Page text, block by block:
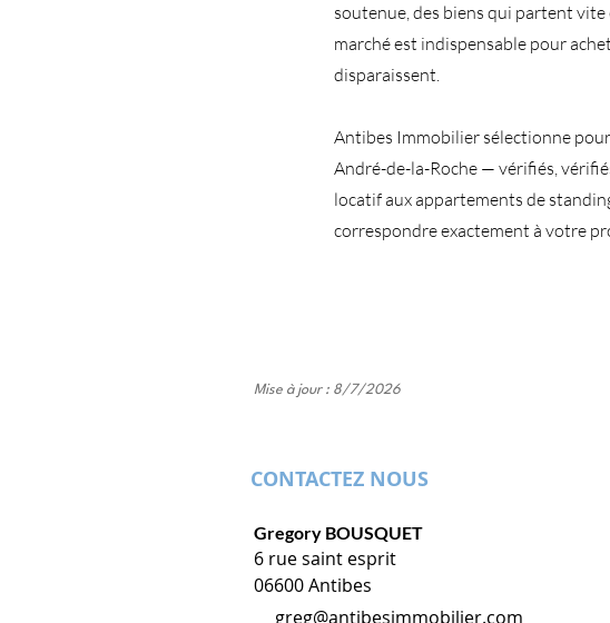
soutenue, des biens qui partent
marché est indispensable pour
disparaissent.
Antibes Immobilier sélectionne
André-de-la-Roche — vérifiés,
locatif aux appartements de
correspondre exactement à votre
Mise à jour : 8/7/2026
CONTACTEZ NOUS
Gregory BOUSQUET
6 rue saint esprit
06600 Antibes
greg@antibesimmobilier.com